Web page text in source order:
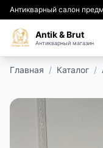
Антикварный салон
Antik & Brut
Антикварный магазин
АРЕНДА
ПОДАРКИ
Главная / Каталог /